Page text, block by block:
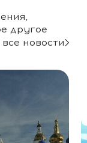
другое
все новости